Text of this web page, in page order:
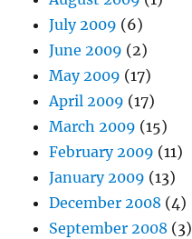
July 2009 (6)
June 2009 (2)
May 2009 (17)
April 2009 (17)
March 2009 (15)
February 2009 (11)
January 2009 (13)
December 2008 (4)
September 2008 (3)